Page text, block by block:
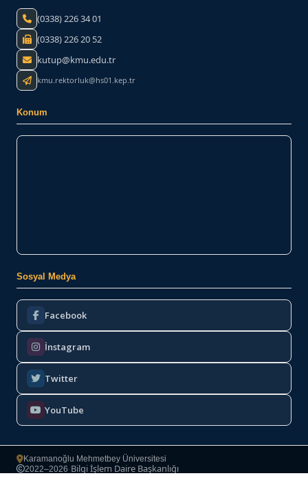
(0338) 226 34 01
(0338) 226 20 52
kutup@kmu.edu.tr
kmu.rektorluk@hs01.kep.tr
Konum
Sosyal Medya
Facebook
İnstagram
Twitter
YouTube
Karamanoğlu Mehmetbey Üniversitesi
Copyright
2022–2026·Bilgi İşlem Daire Başkanlığı